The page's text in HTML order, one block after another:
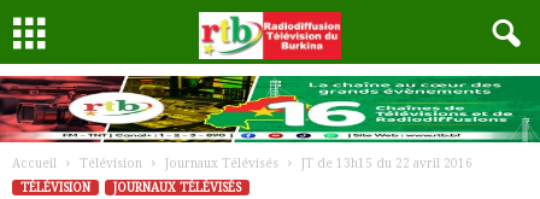
Accueil Télévision Journaux Télévisés
JT de 13h15 du 22 avril 2016
TÉLÉVISION
JOURNAUX TÉLÉVISÉS